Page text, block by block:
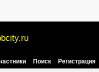
Поиск Регистрация